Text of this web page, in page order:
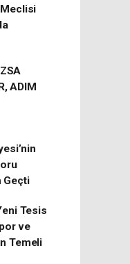
Meclisi
ADIM
Geçti
Tesis
ve
Temeli